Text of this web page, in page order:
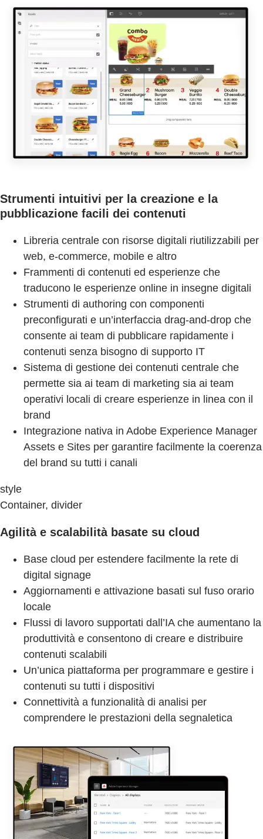
Strumenti intuitivi per la creazione e la
pubblicazione facili dei contenuti
Libreria centrale con risorse digitali riutilizzabili per
web, e-commerce, mobile e altro
Frammenti di contenuti ed esperienze che
traducono le esperienze online in insegne digitali
Strumenti di authoring con componenti
preconfigurati e un’interfaccia drag-and-drop che
consente ai team di pubblicare rapidamente i
contenuti senza bisogno di supporto IT
Sistema di gestione dei contenuti centrale che
permette sia ai team di marketing sia ai team
operativi locali di creare esperienze in linea con il
brand
Integrazione nativa in Adobe Experience Manager
Assets e Sites per garantire facilmente la coerenza
del brand su tutti i canali
style
Container, divider
Agilità e scalabilità basate su cloud
Base cloud per estendere facilmente la rete di
digital signage
Aggiornamenti e attivazione basati sul fuso orario
locale
Flussi di lavoro supportati dall’IA che aumentano la
produttività e consentono di creare e distribuire
contenuti scalabili
Un’unica piattaforma per programmare e gestire i
contenuti su tutti i dispositivi
Connettività a funzionalità di analisi per
comprendere le prestazioni della segnaletica